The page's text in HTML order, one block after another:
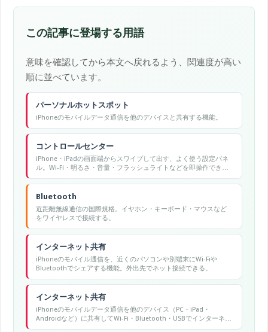
この記事に登場する用語
意味を確認してから本文へ戻れるよう、関連度が高い
順に並べています。
パーソナルホットスポット
iPhoneのモバイルデータ通信を他のデバイスと共有する機能。
コントロールセンター
iPhone・iPadの画面端からスワイプして出す、よく使う設定パネ
ル。Wi-Fi・明るさ・音量・フラッシュライトなどを即操作でき
る。
Bluetooth
近距離無線通信の国際規格。イヤホン・キーボード・マウスなど
をワイヤレスで接続する。
インターネット共有
iPhoneのモバイル通信を、近くのパソコンや別端末にWi-Fiや
Bluetoothでシェアする機能。外出先でネット接続できる。
インターネット共有
iPhoneのモバイルデータ通信を他のデバイス（PC・iPad・
Androidなど）に共有してWi-Fi・Bluetooth・USBでインターネッ
ト接続させる機能。